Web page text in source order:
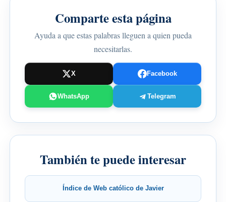
Comparte esta página
Ayuda a que estas palabras lleguen a quien pueda
necesitarlas.
X Facebook
WhatsApp Telegram
También te puede interesar
Índice de Web católico de Javier